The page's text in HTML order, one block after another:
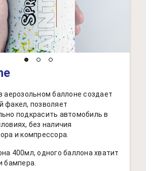
аерозольном баллоне создает
факел, позволяет
подкрасить автомобиль в
без наличия
и компрессора.
400мл, одного баллона хватит
бампера.